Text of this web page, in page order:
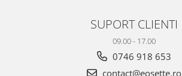
SUPORT CLIENTI
09.00 - 17.00
0746 918 653
contact@eosette.ro